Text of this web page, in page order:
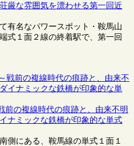
厳な雰囲気を漂わせる第一回近
有名なパワースポット・鞍馬山
式１面２線の終着駅で、第一回
の複線時代の痕跡と、由来不明
ナミックな鉄橋が印象的な単式
側にある、鞍馬線の単式１面１